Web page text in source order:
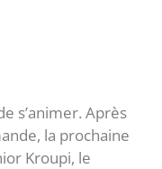
s’animer. Après
la prochaine
Kroupi, le